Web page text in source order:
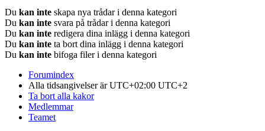
Du kan inte skapa nya trådar i denna kategori
Du kan inte svara på trådar i denna kategori
Du kan inte redigera dina inlägg i denna kategori
Du kan inte ta bort dina inlägg i denna kategori
Du kan inte bifoga filer i denna kategori
Forumindex
Alla tidsangivelser är UTC+02:00 UTC+2
Ta bort alla kakor
Medlemmar
Teamet